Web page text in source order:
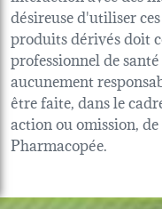
désireuse d'utiliser
produits dérivés doit
professionnel de
aucunement
être faite, dans le
action ou omission,
Pharmacopée.